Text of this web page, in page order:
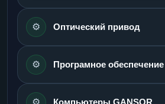
⚙️ Оптический привод
⚙️ Програмное обеспечение
⚙️ Компьютеры GANSOR